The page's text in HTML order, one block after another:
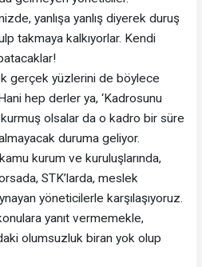
yanlışa yanlış diyerek duruş
takmaya kalkıyorlar. Kendi
gerçek yüzlerini de böylece
hep derler ya, ‘Kadrosunu
kurmuş olsalar da o kadro bir süre
duruma geliyor.
kurum ve kuruluşlarında,
STK’larda, meslek
yöneticilerle karşılaşıyoruz.
yanıt vermemekle,
olumsuzluk biran yok olup